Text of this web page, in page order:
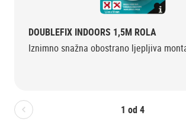
1 od 4
Bolton.General.PreviousSlide
DOUBLEFIX INDOORS 1,5M ROLA
Iznimno snažna obostrano ljepljiva